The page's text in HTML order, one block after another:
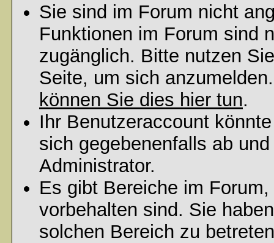
Sie sind im Forum nicht
Funktionen im Forum sind
zugänglich. Bitte nutzen
Seite, um sich
können Sie dies hier tun.
Ihr Benutzeraccount
sich gegebenenfalls ab
Administrator.
Es gibt Bereiche im
vorbehalten sind. Sie
solchen Bereich zu